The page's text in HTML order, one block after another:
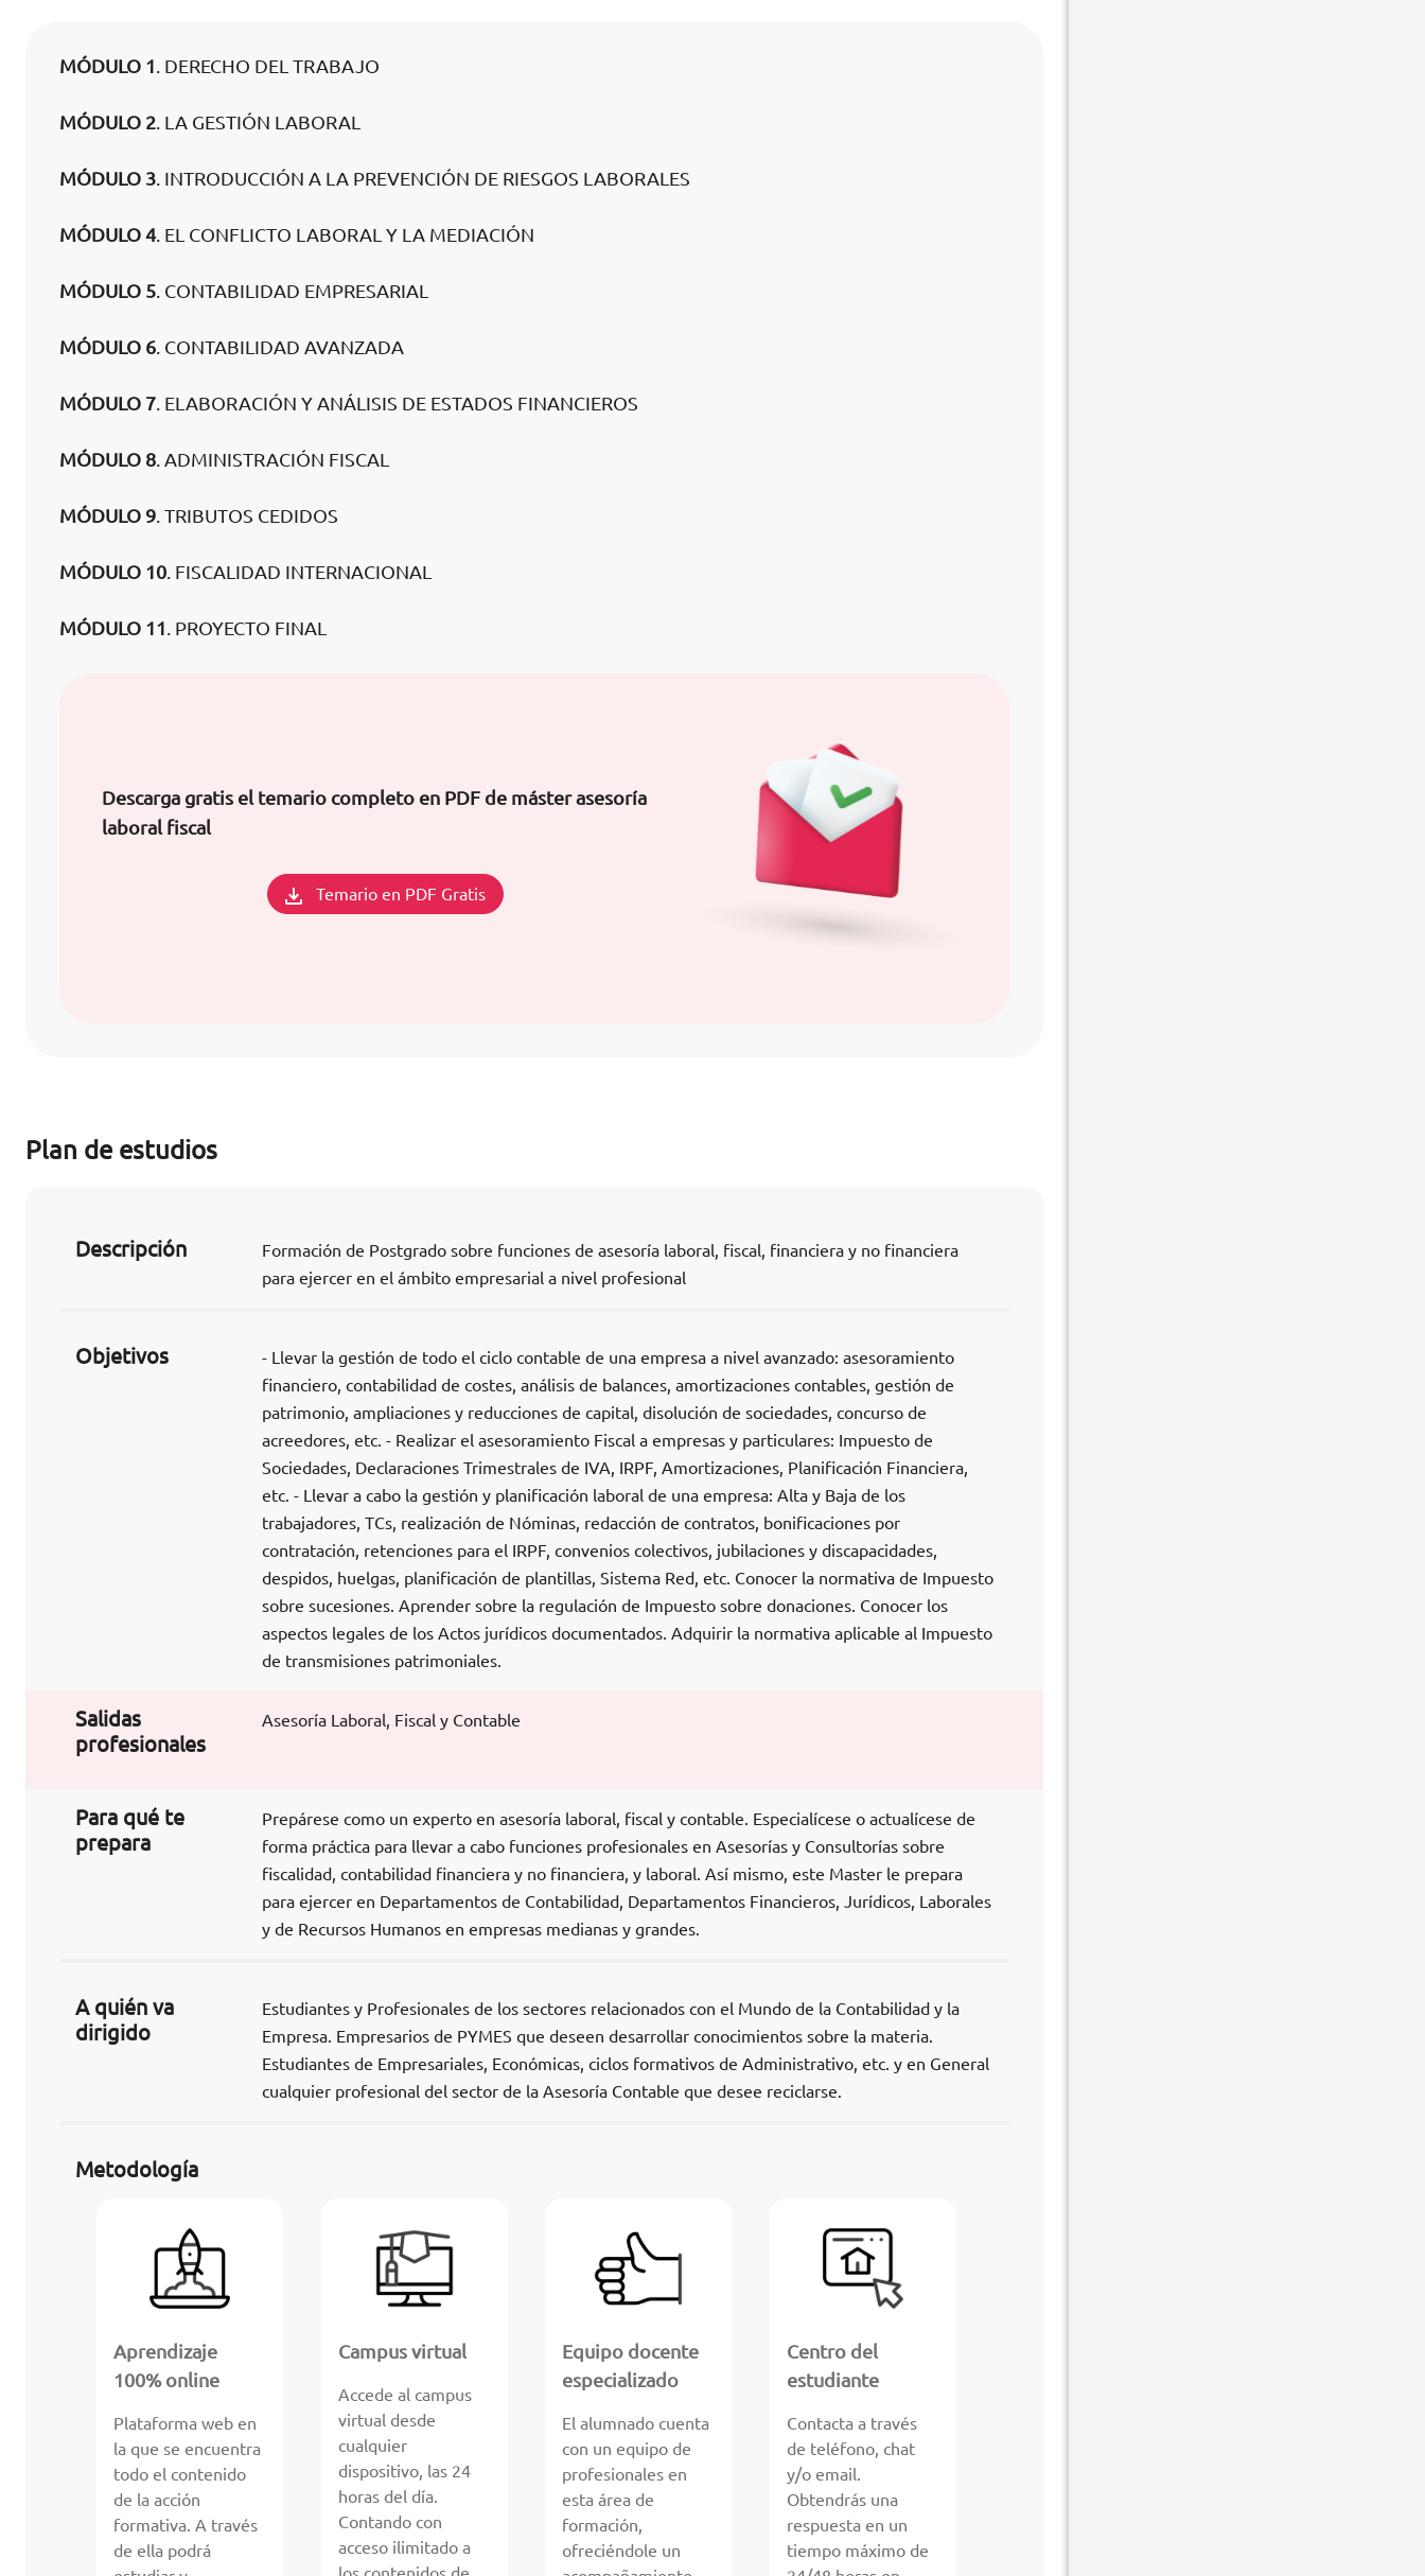
MÓDULO 1. DERECHO DEL TRABAJO
MÓDULO 2. LA GESTIÓN LABORAL
MÓDULO 3. INTRODUCCIÓN A LA PREVENCIÓN DE RIESGOS LABORALES
MÓDULO 4. EL CONFLICTO LABORAL Y LA MEDIACIÓN
MÓDULO 5. CONTABILIDAD EMPRESARIAL
MÓDULO 6. CONTABILIDAD AVANZADA
MÓDULO 7. ELABORACIÓN Y ANÁLISIS DE ESTADOS FINANCIEROS
MÓDULO 8. ADMINISTRACIÓN FISCAL
MÓDULO 9. TRIBUTOS CEDIDOS
MÓDULO 10. FISCALIDAD INTERNACIONAL
MÓDULO 11. PROYECTO FINAL
Descarga gratis el temario completo en PDF de máster asesoría
laboral fiscal
Temario en PDF Gratis
Plan de estudios
Descripción
Formación de Postgrado sobre funciones de asesoría laboral, fiscal, financiera y no financiera
para ejercer en el ámbito empresarial a nivel profesional
Objetivos
- Llevar la gestión de todo el ciclo contable de una empresa a nivel avanzado: asesoramiento
financiero, contabilidad de costes, análisis de balances, amortizaciones contables, gestión de
patrimonio, ampliaciones y reducciones de capital, disolución de sociedades, concurso de
acreedores, etc. - Realizar el asesoramiento Fiscal a empresas y particulares: Impuesto de
Sociedades, Declaraciones Trimestrales de IVA, IRPF, Amortizaciones, Planificación Financiera,
etc. - Llevar a cabo la gestión y planificación laboral de una empresa: Alta y Baja de los
trabajadores, TCs, realización de Nóminas, redacción de contratos, bonificaciones por
contratación, retenciones para el IRPF, convenios colectivos, jubilaciones y discapacidades,
despidos, huelgas, planificación de plantillas, Sistema Red, etc. Conocer la normativa de Impuesto
sobre sucesiones. Aprender sobre la regulación de Impuesto sobre donaciones. Conocer los
aspectos legales de los Actos jurídicos documentados. Adquirir la normativa aplicable al Impuesto
de transmisiones patrimoniales.
Salidas
profesionales
Asesoría Laboral, Fiscal y Contable
Para qué te
prepara
Prepárese como un experto en asesoría laboral, fiscal y contable. Especialícese o actualícese de
forma práctica para llevar a cabo funciones profesionales en Asesorías y Consultorías sobre
fiscalidad, contabilidad financiera y no financiera, y laboral. Así mismo, este Master le prepara
para ejercer en Departamentos de Contabilidad, Departamentos Financieros, Jurídicos, Laborales
y de Recursos Humanos en empresas medianas y grandes.
A quién va
dirigido
Estudiantes y Profesionales de los sectores relacionados con el Mundo de la Contabilidad y la
Empresa. Empresarios de PYMES que deseen desarrollar conocimientos sobre la materia.
Estudiantes de Empresariales, Económicas, ciclos formativos de Administrativo, etc. y en General
cualquier profesional del sector de la Asesoría Contable que desee reciclarse.
Metodología
Aprendizaje
100% online
Plataforma web en
la que se encuentra
todo el contenido
de la acción
formativa. A través
de ella podrá
Campus virtual
Accede al campus
virtual desde
cualquier
dispositivo, las 24
horas del día.
Contando con
acceso ilimitado a
Equipo docente
especializado
El alumnado cuenta
con un equipo de
profesionales en
esta área de
formación,
ofreciéndole un
Centro del
estudiante
Contacta a través
de teléfono, chat
y/o email.
Obtendrás una
respuesta en un
tiempo máximo de